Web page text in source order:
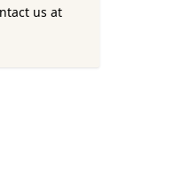
us at